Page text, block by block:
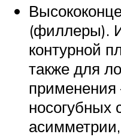
(филлеры).
контурной
также для
применения
носогубных